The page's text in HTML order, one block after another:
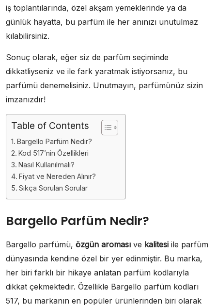
iş toplantılarında, özel akşam yemeklerinde ya da
günlük hayatta, bu parfüm ile her anınızı unutulmaz
kılabilirsiniz.
Sonuç olarak, eğer siz de parfüm seçiminde
dikkatliyseniz ve ile fark yaratmak istiyorsanız, bu
parfümü denemelisiniz. Unutmayın, parfümünüz sizin
imzanızdır!
Table of Contents
Bargello Parfüm Nedir?
Kod 517’nin Özellikleri
Nasıl Kullanılmalı?
Fiyat ve Nereden Alınır?
Sıkça Sorulan Sorular
Bargello Parfüm Nedir?
Bargello parfümü, özgün aroması ve kalitesi ile parfüm
dünyasında kendine özel bir yer edinmiştir. Bu marka,
her biri farklı bir hikaye anlatan parfüm kodlarıyla
dikkat çekmektedir. Özellikle Bargello parfüm kodları
517, bu markanın en popüler ürünlerinden biri olarak